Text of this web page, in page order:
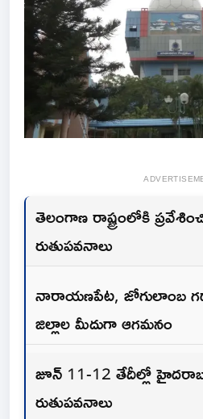
తెలంగాణ రాష్ట్రంలోకి
రుతుపవనాలు
నారాయణపేట, జోగులాంబ
జిల్లాల మీదుగా ఆగమనం
జూన్ 11-12 తేదీల్లో
రుతుపవనాలు